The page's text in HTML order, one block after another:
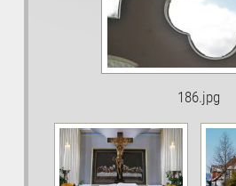
186.jpg